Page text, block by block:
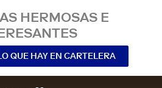
HERMOSAS E
QUE HAY EN CARTELERA